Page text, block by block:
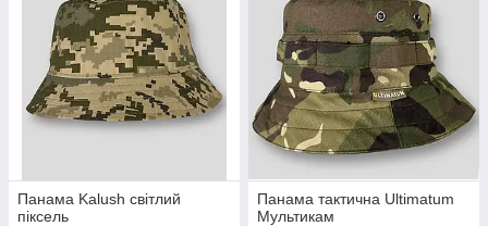
Панама Kalush світлий
піксель
Панама тактична Ultimatum
Мультикам